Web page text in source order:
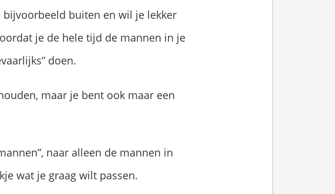
bijvoorbeeld buiten en wil je lekker
je de hele tijd de mannen in je
doen.
maar je bent ook maar een
naar alleen de mannen in
wat je graag wilt passen.